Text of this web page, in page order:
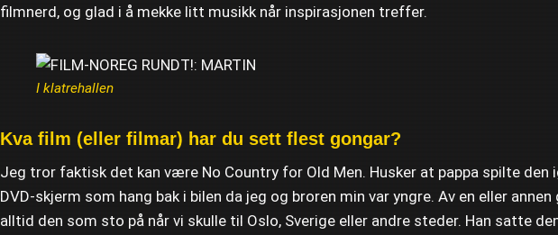
filmnerd, og glad i å mekke litt musikk når inspirasjonen treffer.
I klatrehallen
Kva film (eller filmar) har du sett flest gongar?
Jeg tror faktisk det kan være No Country for Old Men. Husker at pappa spilte den
DVD-skjerm som hang bak i bilen da jeg og broren min var yngre. Av en eller
alltid den som sto på når vi skulle til Oslo, Sverige eller andre steder. Han satte